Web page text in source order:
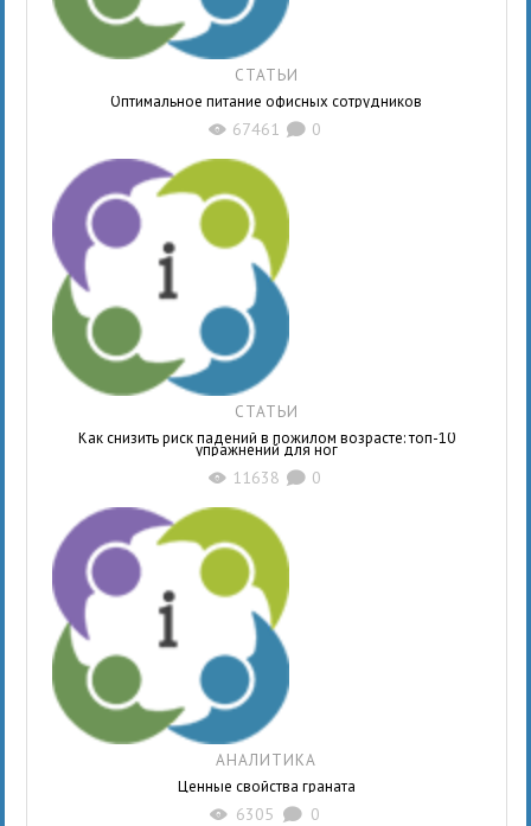
СТАТЬИ
Оптимальное питание офисных сотрудников
X 67461 K 0
СТАТЬИ
Как снизить риск падений в пожилом возрасте: топ-10
упражнений для ног
X 11638 K 0
АНАЛИТИКА
Ценные свойства граната
X 6305 K 0